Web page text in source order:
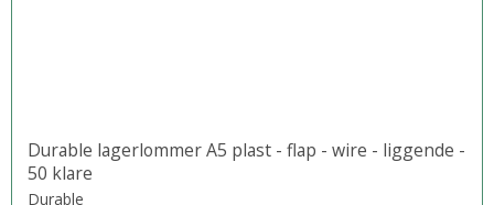
Durable lagerlommer A5 plast - flap - wire - liggende -
50 klare
Durable